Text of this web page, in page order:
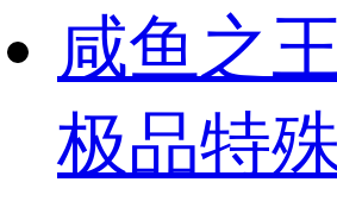
咸鱼之
极品特